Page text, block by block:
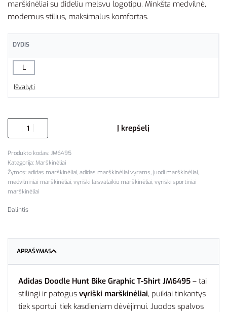
marškinėliai su dideliu melsvu logotipu. Minkšta medvilnė,
modernus stilius, maksimalus komfortas.
DYDIS
L
Išvalyti
Į krepšelį
JM6495
Kategorija: Marškinėliai
Žymos: adidas marškinėliai, adidas marškinėliai vyrams, juodi marškinėliai,
medvilniniai marškinėliai, vyriški laisvalaikio marškinėliai, vyriški sportiniai
marškinėliai
Dalintis
APRAŠYMAS
Adidas Doodle Hunt Bike Graphic T-Shirt JM6495 – tai
stilingi ir patogūs vyriški marškinėliai, puikiai tinkantys
tiek sportui, tiek kasdieniam dėvėjimui. Juodos spalvos